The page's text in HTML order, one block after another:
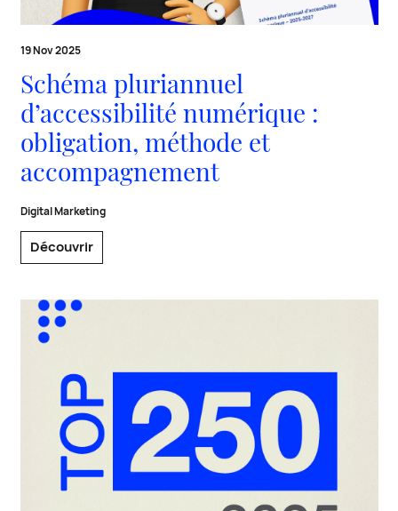
19 Nov 2025
Schéma pluriannuel
d’accessibilité numérique :
obligation, méthode et
accompagnement
Digital Marketing
Découvrir